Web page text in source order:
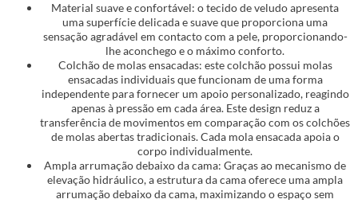
Material suave e confortável: o tecido de veludo apresenta
uma superfície delicada e suave que proporciona uma
sensação agradável em contacto com a pele, proporcionando-
lhe aconchego e o máximo conforto.
Colchão de molas ensacadas: este colchão possui molas
ensacadas individuais que funcionam de uma forma
independente para fornecer um apoio personalizado, reagindo
apenas à pressão em cada área. Este design reduz a
transferência de movimentos em comparação com os colchões
de molas abertas tradicionais. Cada mola ensacada apoia o
corpo individualmente.
Ampla arrumação debaixo da cama: Graças ao mecanismo de
elevação hidráulico, a estrutura da cama oferece uma ampla
arrumação debaixo da cama, maximizando o espaço sem